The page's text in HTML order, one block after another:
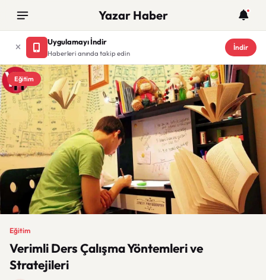
Yazar Haber
Uygulamayı İndir
Haberleri anında takip edin
İndir
Eğitim
Eğitim
Verimli Ders Çalışma Yöntemleri ve
Stratejileri